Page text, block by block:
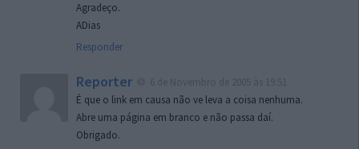
Agradeço.
ADias
Responder
Reporter
É que o link em causa não ve leva a coisa nenhuma.
Abre uma página em branco e não passa daí.
Obrigado.